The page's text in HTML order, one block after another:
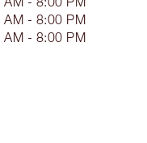
AM - 8:00 PM
AM - 8:00 PM